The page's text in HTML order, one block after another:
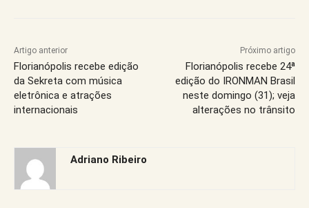
Artigo anterior
Florianópolis recebe edição
da Sekreta com música
eletrônica e atrações
internacionais
Próximo artigo
Florianópolis recebe 24ª
edição do IRONMAN Brasil
neste domingo (31); veja
alterações no trânsito
Adriano Ribeiro